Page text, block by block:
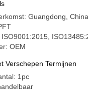
Guangdong, China
OEM
Verschepen Termijnen
1pc